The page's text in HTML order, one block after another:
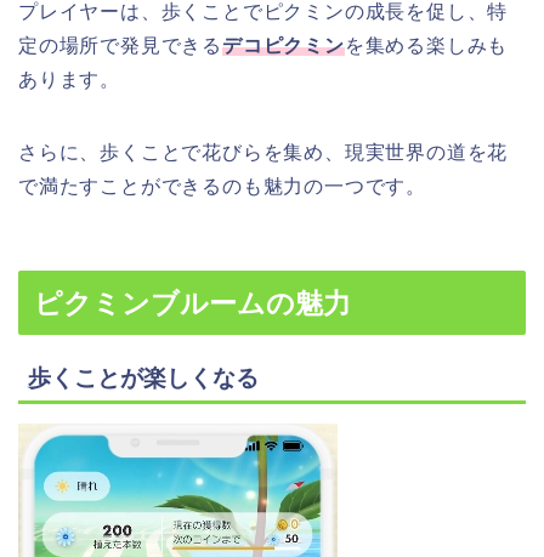
プレイヤーは、歩くことでピクミンの成長を促し、特
定の場所で発見できるデコピクミンを集める楽しみも
あります。
さらに、歩くことで花びらを集め、現実世界の道を花
で満たすことができるのも魅力の一つです。
ピクミンブルームの魅力
歩くことが楽しくなる